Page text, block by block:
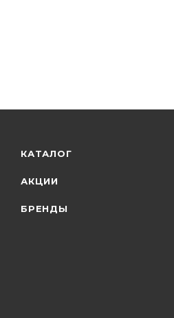
КАТАЛОГ
АКЦИИ
БРЕНДЫ